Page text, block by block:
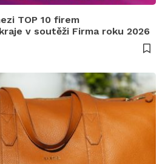
TOP 10 firem
v soutěži Firma roku 2026